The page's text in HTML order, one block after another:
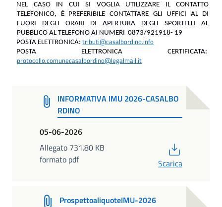
NEL CASO IN CUI SI VOGLIA UTILIZZARE IL CONTATTO
TELEFONICO, È PREFERIBILE CONTATTARE GLI UFFICI AL DI
FUORI DEGLI ORARI DI APERTURA DEGLI SPORTELLI AL
PUBBLICO AL TELEFONO AI NUMERI 0873/921918- 19
POSTA ELETTRONICA:tributi@casalbordino.info
POSTA ELETTRONICA CERTIFICATA:
protocollo.comunecasalbordino@legalmail.it
INFORMATIVA IMU 2026-CASALBO
RDINO
05-06-2026
Allegato 731.80 KB
formato pdf
Scarica
ProspettoaliquoteIMU-2026